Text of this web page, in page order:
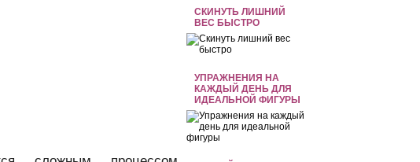
СКИНУТЬ ЛИШНИЙ
ВЕС БЫСТРО
УПРАЖНЕНИЯ НА
КАЖДЫЙ ДЕНЬ ДЛЯ
ИДЕАЛЬНОЙ ФИГУРЫ